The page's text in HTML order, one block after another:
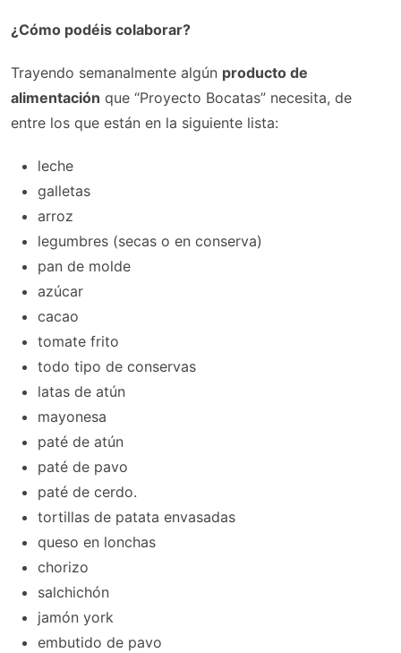
¿Cómo podéis colaborar?
Trayendo semanalmente algún producto de
alimentación que “Proyecto Bocatas” necesita, de
entre los que están en la siguiente lista:
leche
galletas
arroz
legumbres (secas o en conserva)
pan de molde
azúcar
cacao
tomate frito
todo tipo de conservas
latas de atún
mayonesa
paté de atún
paté de pavo
paté de cerdo.
tortillas de patata envasadas
queso en lonchas
chorizo
salchichón
jamón york
embutido de pavo